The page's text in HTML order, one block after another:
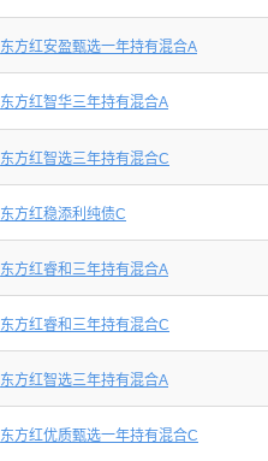
东方红安盈甄选一年持有混合A
东方红智华三年持有混合A
东方红智选三年持有混合C
东方红稳添利纯债C
东方红睿和三年持有混合A
东方红睿和三年持有混合C
东方红智选三年持有混合A
东方红优质甄选一年持有混合C